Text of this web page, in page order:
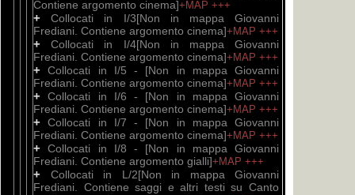
Contiene argomento cinema]+MAP +++
+Collocati in I/3[Non in mappa Giovanni
Frediani. Contiene argomento cinema]+MAP +++
+Collocati in I/4[Non in mappa Giovanni
Frediani. Contiene argomento cinema]+MAP +++
+Collocati in I/5 - [Non in mappa Giovanni
Frediani. Contiene argomento cinema]+MAP +++
+Collocati in I/6 - [Non in mappa Giovanni
Frediani. Contiene argomento cinema]+MAP +++
+Collocati in I/7 - [Non in mappa Giovanni
Frediani. Contiene argomento cinema]+MAP +++
+Collocati in I/8 - [Non in mappa Giovanni
Frediani. Contiene argomento gialli]+MAP +++
+ Collocati in L/2[Non in mappa Giovanni
Frediani. Contiene saggi e altri testi su Canto